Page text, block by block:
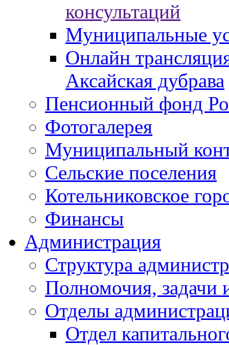
консультаций
Муниципальные
Онлайн
Аксайская дубрава
Пенсионный фонд
Фотогалерея
Муниципальный
Сельские поселения
Котельниковское
Финансы
Администрация
Структура
Полномочия, задачи
Отделы
Отдел